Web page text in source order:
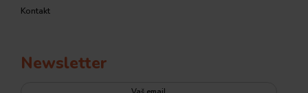
Kontakt
Newsletter